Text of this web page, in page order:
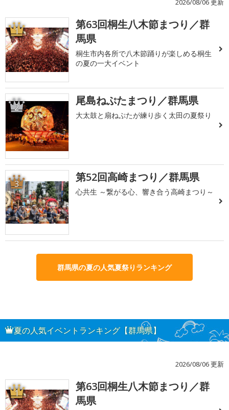
2026/08/06 更新
1
第63回桐生八木節まつり／群
馬県
桐生市内各所で八木節踊りが楽しめる桐生
の夏の一大イベント
2 尾島ねぷたまつり／群馬県
大太鼓と扇ねぷたが練り歩く太田の夏祭り
3 第52回高崎まつり／群馬県
心共生 ～繋がる心、響き合う高崎まつり～
群馬県の夏の人気夏祭りランキング
夏の人気イベントランキング【群馬県】
2026/08/06 更新
1
第63回桐生八木節まつり／群
馬県